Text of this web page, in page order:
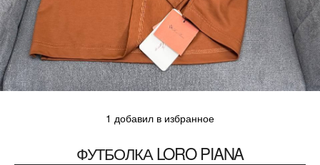
1 добавил в избранное
ФУТБОЛКАLORO PIANA